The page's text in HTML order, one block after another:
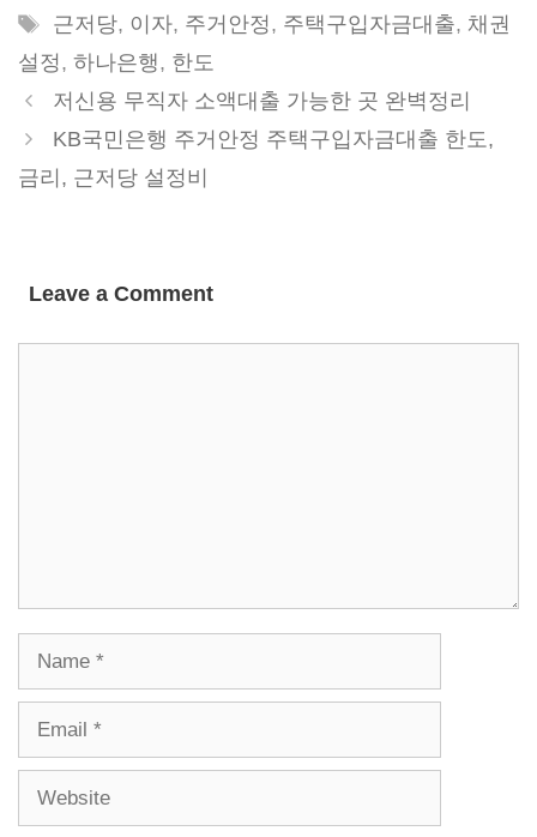
Tags
근저당, 이자, 주거안정, 주택구입자금대출, 채권
설정, 하나은행, 한도
저신용 무직자 소액대출 가능한 곳 완벽정리
KB국민은행 주거안정 주택구입자금대출 한도,
금리, 근저당 설정비
Leave a Comment
Name
Email
Website